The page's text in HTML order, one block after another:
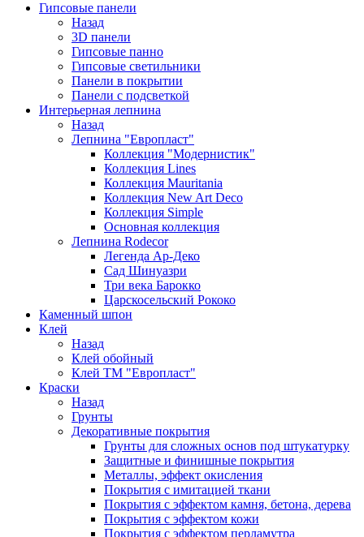
Гипсовые панели
Назад
3D панели
Гипсовые панно
Гипсовые светильники
Панели в покрытии
Панели с подсветкой
Интерьерная лепнина
Назад
Лепнина "Европласт"
Коллекция "Модернистик"
Коллекция Lines
Коллекция Mauritania
Коллекция New Art Deco
Коллекция Simple
Основная коллекция
Лепнина Rodecor
Легенда Ар-Деко
Сад Шинуазри
Три века Барокко
Царскосельский Рококо
Каменный шпон
Клей
Назад
Клей обойный
Клей ТМ "Европласт"
Краски
Назад
Грунты
Декоративные покрытия
Грунты для сложных основ под штукатурку
Защитные и финишные покрытия
Металлы, эффект окисления
Покрытия с имитацией ткани
Покрытия с эффектом камня, бетона, дерева
Покрытия с эффектом кожи
Покрытия с эффектом перламутра